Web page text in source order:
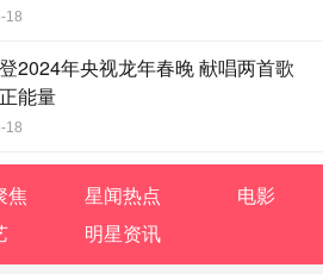
18
2024年央视龙年春晚 献唱两首歌
能量
18
焦 星闻热点
电影
明星资讯